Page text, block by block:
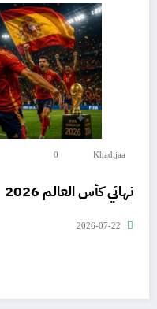
Khadijaa
0
نهائي كأس العالم 2026
2026-07-22